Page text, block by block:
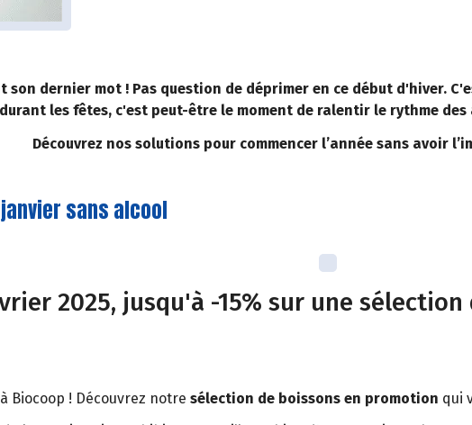
dernier mot ! Pas question de déprimer en ce début d'hiver.
les fêtes, c'est peut-être le moment de ralentir le rythme
Découvrez nos solutions pour commencer l’année sans avoir
sans alcool
2025, jusqu'à -15% sur une
Biocoop ! Découvrez notre sélection de boissons en promotion qui